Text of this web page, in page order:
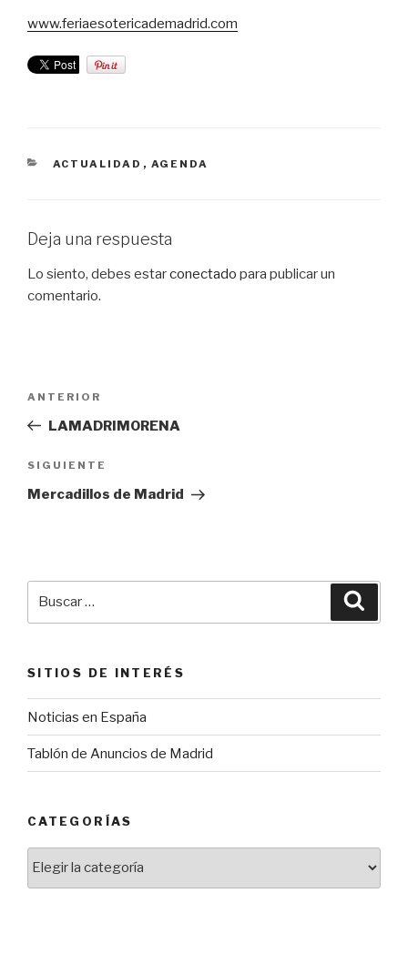
www.feriaesotericademadrid.com
CATEGORÍAS
ACTUALIDAD , AGENDA
Deja una respuesta
Lo siento, debes estarconectado para publicar un
comentario.
entradas
Entrada
anterior:
ANTERIOR
LAMADRIMORENA
Siguiente
entrada
SIGUIENTE
Mercadillos de Madrid
SITIOS DE INTERÉS
Noticias en España
Tablón de Anuncios de Madrid
CATEGORÍAS